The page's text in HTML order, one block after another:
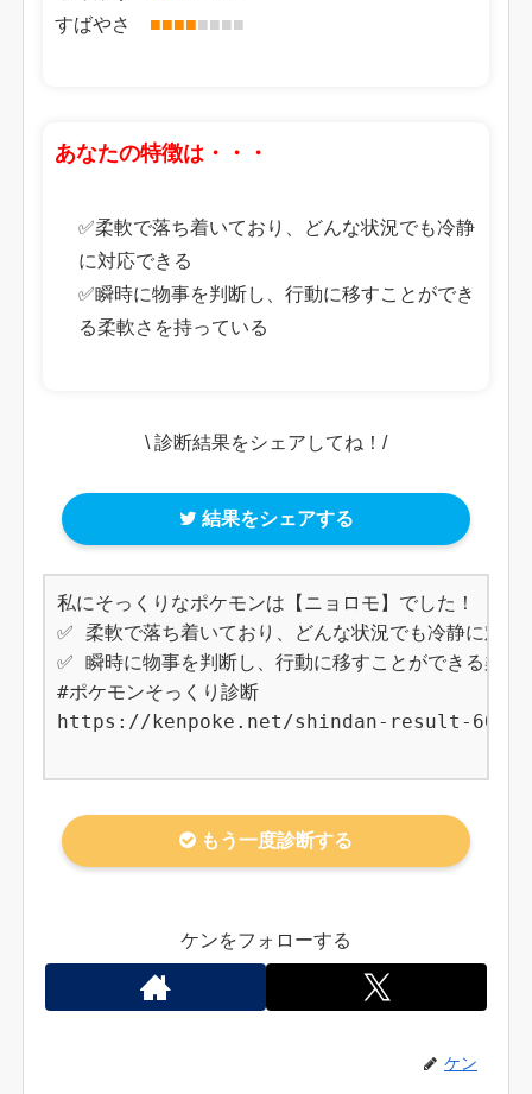
すばやさ ■■■■■■■■
あなたの特徴は・・・
✅柔軟で落ち着いており、どんな状況でも冷静
に対応できる
✅瞬時に物事を判断し、行動に移すことができ
る柔軟さを持っている
\ 診断結果をシェアしてね！/
結果をシェアする
私にそっくりなポケモンは【ニョロモ】でした！
✅ 柔軟で落ち着いており、どんな状況でも冷静に対応
✅ 瞬時に物事を判断し、行動に移すことができる柔軟
#ポケモンそっくり診断
https://kenpoke.net/shindan-result-60
もう一度診断する
ケンをフォローする
ケン